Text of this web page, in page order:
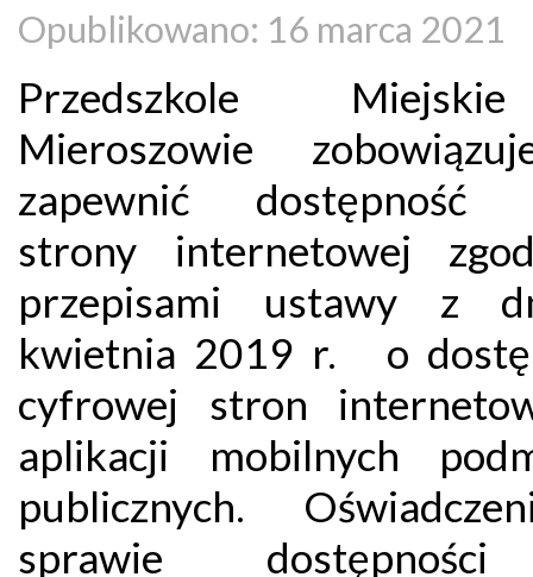
Opublikowano: 16 marca 2021
Przedszkole
Mieroszowie
zapewnić dostępność
strony internetowej
przepisami ustawy z
kwietnia 2019 r. o
cyfrowej stron
aplikacji mobilnych
publicznych.
sprawie